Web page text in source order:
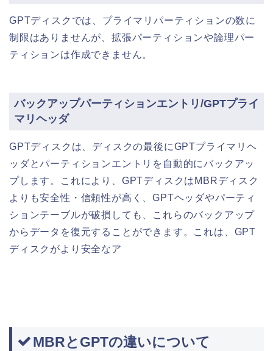
GPTディスクでは、プライマリパーティションの数に
制限はありませんが、拡張パーティションや論理パー
ティションは作成できません。
バックアップパーティションエントリ/GPTプライ
マリヘッダ
GPTディスクは、ディスクの最後にGPTプライマリヘ
ッダとパーティションエントリを自動的にバックアッ
プします。これにより、GPTディスクはMBRディスク
よりも安全性・信頼性が高く、GPTヘッダやパーティ
ションテーブルが破損しても、これらのバックアップ
からデータを復元することができます。これは、GPT
ディスクがより安全なア
MBRとGPTの違いについて